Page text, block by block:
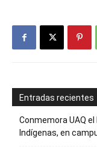
Entradas recientes
Conmemora UAQ
Indígenas, en